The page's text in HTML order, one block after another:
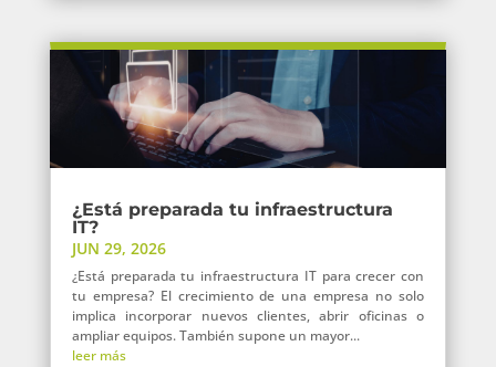
¿Está preparada tu infraestructura
IT?
JUN 29, 2026
¿Está preparada tu infraestructura IT para crecer con
tu empresa? El crecimiento de una empresa no solo
implica incorporar nuevos clientes, abrir oficinas o
ampliar equipos. También supone un mayor...
leer más